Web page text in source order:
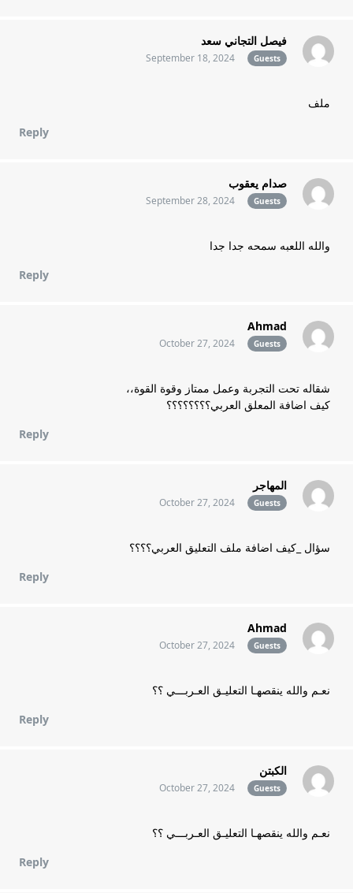
فيصل التجاني سعد
Guests
September 18, 2024
ملف
Reply
صدام يعقوب
Guests
September 28, 2024
والله اللعبه سمحه جدا جدا
Reply
Ahmad
Guests
October 27, 2024
شقاله تحت التجربة وعمل ممتاز وقوة القوة،،
كيف اضافة المعلق العربي؟؟؟؟؟؟؟؟
Reply
المهاجر
Guests
October 27, 2024
سؤال _كيف اضافة ملف التعليق العربي؟؟؟؟
Reply
Ahmad
Guests
October 27, 2024
نعـم والله ينقصهـا التعليـق العـربـــي ؟؟
Reply
الكبتن
Guests
October 27, 2024
نعـم والله ينقصهـا التعليـق العـربـــي ؟؟
Reply